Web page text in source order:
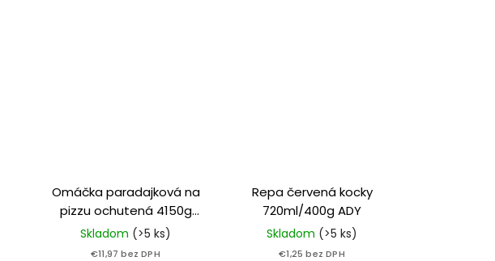
Omáčka paradajková na
pizzu ochutená 4150g
MARTINETE
Skladom (>5 ks)
€11,97 bez DPH
Repa červená kocky
720ml/400g ADY
Skladom (>5 ks)
€1,25 bez DPH